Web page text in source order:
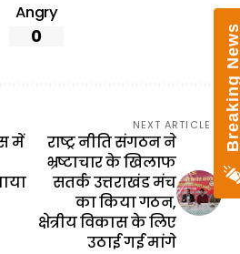
Angry
0
में
NEXT ARTICLE
राष्ट्र नीति संगठन ने
भ्रष्टाचार के खिलाफ
सतर्क उत्तराखंड मंच
का किया गठन,
क्षेत्रीय विकास के लिए
उठाई गई मांगे